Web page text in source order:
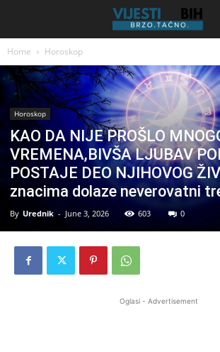
Home Horoskop
Horoskop
KAO DA NIJE PROŠLO
VREMENA,BIVŠA LJUBAV
POSTAJE DEO NJIHOVOG
znacima dolaze neverovatni
By Urednik - June 3, 2026 603 0
Oglasi - Advertisement